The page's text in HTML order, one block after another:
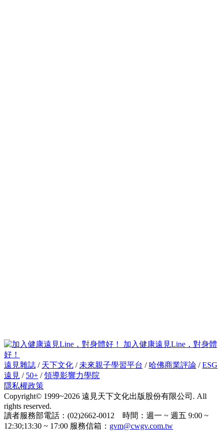
加入健康遠見Line，對身體
好！
遠見雜誌 / 天下文化 / 未來親子學習平台 / 哈佛商業評論 /ESG
遠見 / 50+ /領導影響力學院
隱私權政策
Copyright© 1999~2026 遠見天下文化出版股份有限公司. All
rights reserved.
讀者服務部電話：(02)2662-0012 時間：週一 ~ 週五 9:00 ~
12:30;13:30 ~ 17:00 服務信箱： gvm@cwgv.com.tw